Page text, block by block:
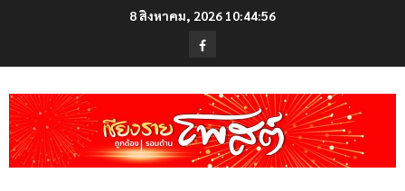
8 สิงหาคม, 2026 10:44:57
Facebook